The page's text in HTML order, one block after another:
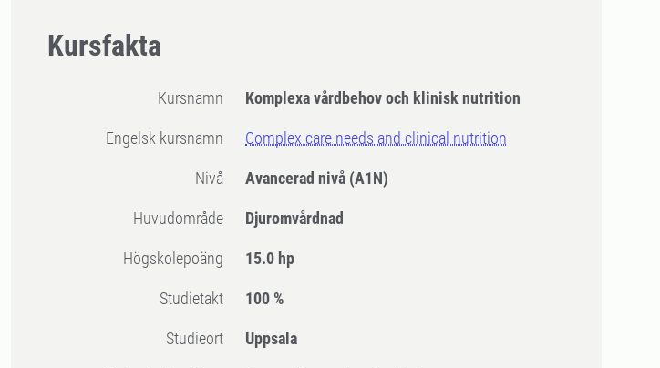
Kursfakta
Kursnamn Komplexa vårdbehov och klinisk nutrition
Engelsk kursnamn Complex care needs and clinical nutrition
Nivå Avancerad nivå (A1N)
Huvudområde Djuromvårdnad
högskolepoäng 15.0 hp
Studietakt 100 %
Studieort Uppsala